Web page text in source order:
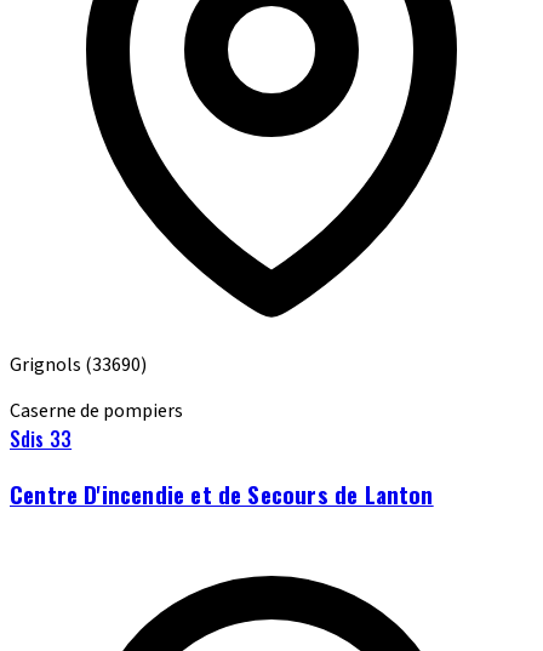
Grignols (33690)
Caserne de pompiers
Sdis 33
Centre D'incendie et de Secours de Lanton